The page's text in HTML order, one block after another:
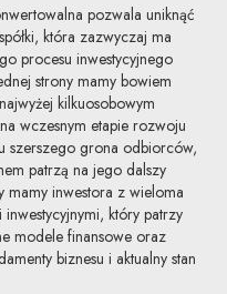
pozwala uniknąć
która zazwyczaj ma
procesu inwestycyjnego
strony mamy bowiem
kilkuosobowym
wczesnym etapie rozwoju
szerszego grona odbiorców,
patrzą na jego dalszy
inwestora z wieloma
który patrzy
modele finansowe oraz
biznesu i aktualny stan